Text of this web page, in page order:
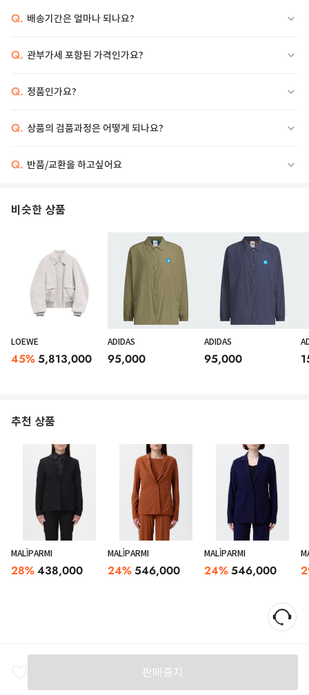
Q. 배송기간은 얼마나 되나요?
Q. 관부가세 포함된 가격인가요?
Q. 정품인가요?
Q. 상품의 검품과정은 어떻게 되나요?
Q. 반품/교환을 하고싶어요
비슷한 상품
LOEWE
45%5,813,000
ADIDAS
95,000
ADIDAS
95,000
추천 상품
MALÌPARMI
28%438,000
MALÌPARMI
24%546,000
MALÌPARMI
24%546,000
판매중지